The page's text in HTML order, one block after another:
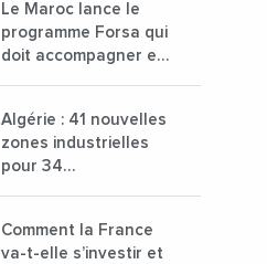
pour traiter les
déchets textiles
Le Maroc lance le
programme Forsa qui
doit accompagner et
avec une enveloppe
de 1,25 milliard de
dirhams
Algérie : 41 nouvelles
zones industrielles
pour 34
Comment la France
va-t-elle s’investir et